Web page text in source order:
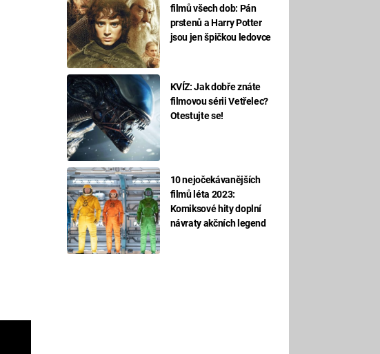
filmů všech dob: Pán
prstenů a Harry Potter
jsou jen špičkou ledovce
KVÍZ: Jak dobře znáte
filmovou sérii Vetřelec?
Otestujte se!
10 nejočekávanějších
filmů léta 2023:
Komiksové hity doplní
návraty akčních legend